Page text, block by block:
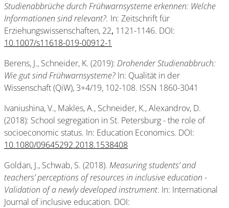
Studienabbrüche durch Frühwarnsysteme erkennen: Welche
Informationen sind relevant?. In: Zeitschrift für
Erziehungswissenschaften, 22, 1121-1146. DOI:
10.1007/s11618-019-00912-1
Berens, J., Schneider, K. (2019): Drohender Studienabbruch:
Wie gut sind Frühwarnsysteme? In: Qualität in der
Wissenschaft (QiW), 3+4/19, 102-108. ISSN 1860-3041
Ivaniushina, V., Makles, A., Schneider, K., Alexandrov, D.
(2018): School segregation in St. Petersburg - the role of
socioeconomic status. In: Education Economics. DOI:
10.1080/09645292.2018.1538408
Goldan, J., Schwab, S. (2018). Measuring students’ and
teachers’ perceptions of resources in inclusive education -
Validation of a newly developed instrument. In: International
Journal of inclusive education. DOI: